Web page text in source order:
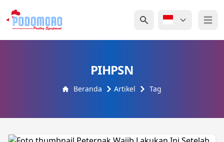
Open
PIHPSN
Beranda Artikel Tag